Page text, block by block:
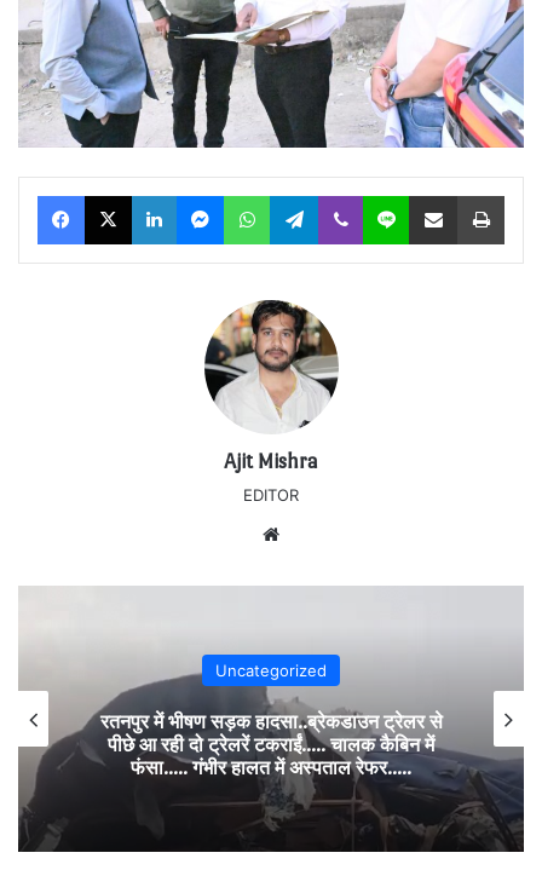
Facebook
X LinkedInMessengerWhatsAppTelegram
Viber Line Share via Email Print
Ajit Mishra
EDITOR
Uncategorized
रतनपुर में भीषण सड़क हादसा..ब्रेकडाउन ट्रेलर से
पीछे आ रही दो ट्रेलरें टकराईं….. चालक कैबिन में
फंसा….. गंभीर हालत में अस्पताल रेफर…..